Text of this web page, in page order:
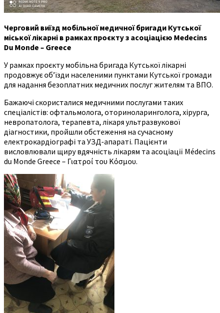
Черговий виїзд мобільної медичної бригади Кутської
міської лікарні в рамках проєкту з асоціацією Medecins
Du Monde – Greece
У рамках проєкту мобільна бригада Кутської лікарні
продовжує об’їзди населеними пунктами Кутської громади
для надання безоплатних медичних послуг жителям та ВПО.
Бажаючі скористалися медичними послугами таких
спеціалістів: офтальмолога, оториноларинголога, хірурга,
невропатолога, терапевта, лікаря ультразвукової
діагностики, пройшли обстеження на сучасному
електрокардіографі та УЗД-апараті. Пацієнти
висловлювали щиру вдячність лікарям та асоціації Médecins
du Monde Greece – Γιατροί του Κόσμου.